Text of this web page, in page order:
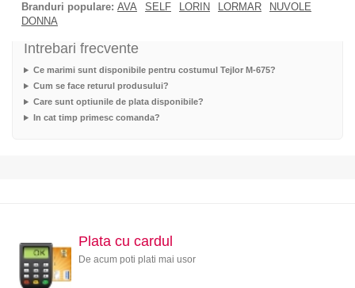
Branduri populare: AVA SELF LORIN LORMAR
NUVOLE
DONNA
Intrebari frecvente
Ce marimi sunt disponibile pentru costumul Tejlor M-675?
Cum se face returul produsului?
Care sunt optiunile de plata disponibile?
In cat timp primesc comanda?
Plata cu cardul
De acum poti plati mai usor